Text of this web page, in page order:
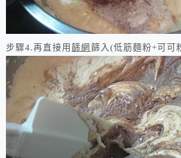
步驟4.再直接用篩網 篩入 (低筋麵粉+可可